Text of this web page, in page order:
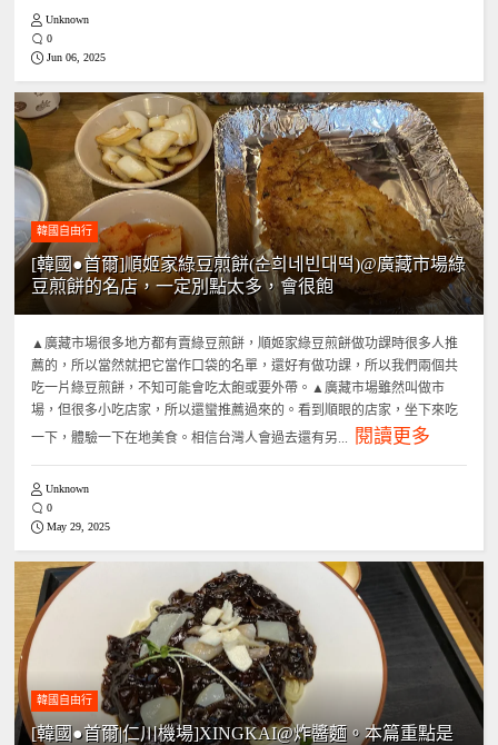
Unknown
0
Jun 06, 2025
韓國自由行
[韓國●首爾]順姬家綠豆煎餅(순희네빈대떡)@廣藏市場綠
豆煎餅的名店，一定別點太多，會很飽
▲廣藏市場很多地方都有賣綠豆煎餅，順姬家綠豆煎餅做功課時很多人推
薦的，所以當然就把它當作口袋的名單，還好有做功課，所以我們兩個共
吃一片綠豆煎餅，不知可能會吃太飽或要外帶。▲廣藏市場雖然叫做市
場，但很多小吃店家，所以還蠻推薦過來的。看到順眼的店家，坐下來吃
一下，體驗一下在地美食。相信台灣人會過去還有另...
閱讀更多
Unknown
0
May 29, 2025
韓國自由行
[韓國●首爾|仁川機場]XINGKAI@炸醬麵。本篇重點是